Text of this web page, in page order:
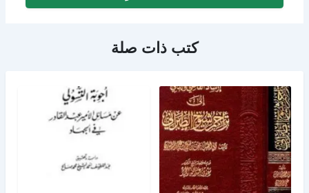
كتب ذات صلة